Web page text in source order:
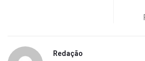
Redação